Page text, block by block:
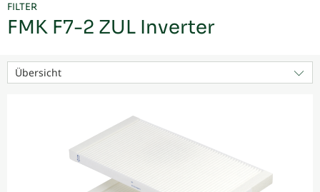
FILTER
FMK F7-2 ZUL Inverter
Übersicht